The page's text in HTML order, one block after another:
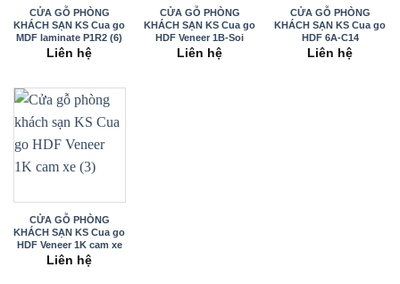
CỬA GỖ PHÒNG
KHÁCH SẠN KS Cua go
MDF laminate P1R2 (6)
Liên hệ
CỬA GỖ PHÒNG
KHÁCH SẠN KS Cua go
HDF Veneer 1B-Soi
Liên hệ
CỬA GỖ PHÒNG
KHÁCH SẠN KS Cua go
HDF 6A-C14
Liên hệ
CỬA GỖ PHÒNG
KHÁCH SẠN KS Cua go
HDF Veneer 1K cam xe
(3)
Liên hệ